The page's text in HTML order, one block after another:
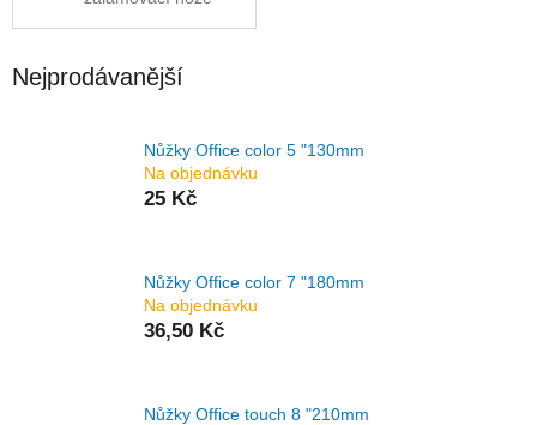
Nejprodávanější
Nůžky Office color 5 "130mm
Na objednávku
25 Kč
Nůžky Office color 7 "180mm
Na objednávku
36,50 Kč
Nůžky Office touch 8 "210mm